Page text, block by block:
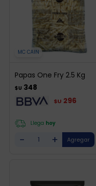
MC CAIN
Papas One Fry 2.5 Kg
$U 348
$U 296
Llega hoy
- +